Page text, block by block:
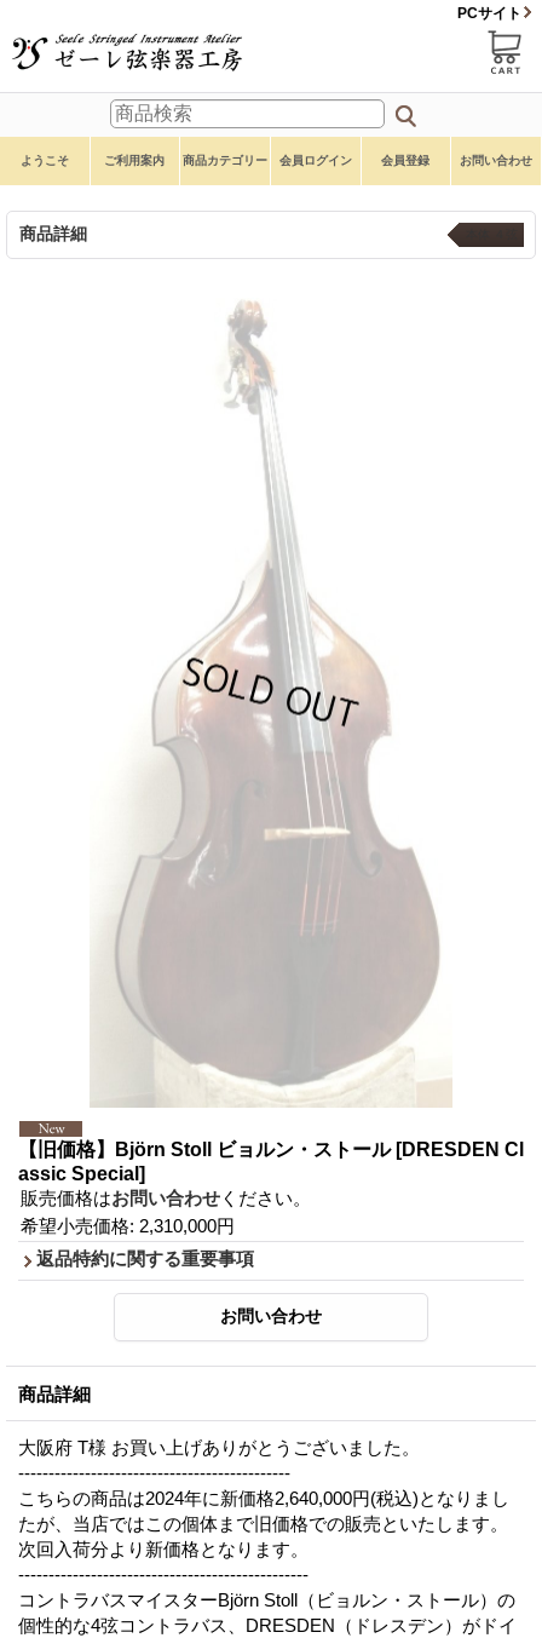
PCサイト
ようこそ ご利用案内 商品カテゴリー 会員ログイン 会員登録 お問い合わせ
商品詳細
【旧価格】Björn Stoll ビョルン・ストール [DRESDEN Cl
assic Special]
販売価格はお問い合わせ ください。
希望小売価格: 2,310,000円
返品特約に関する重要事項
商品詳細
大阪府 T様 お買い上げありがとうございました。
---------------------------------------------
こちらの商品は2024年に新価格2,640,000円(税込)となりまし
たが、当店ではこの個体まで旧価格での販売といたします。
次回入荷分より新価格となります。
------------------------------------------------
コントラバスマイスターBjörn Stoll（ビョルン・ストール）の
個性的な4弦コントラバス、DRESDEN（ドレスデン）がドイ